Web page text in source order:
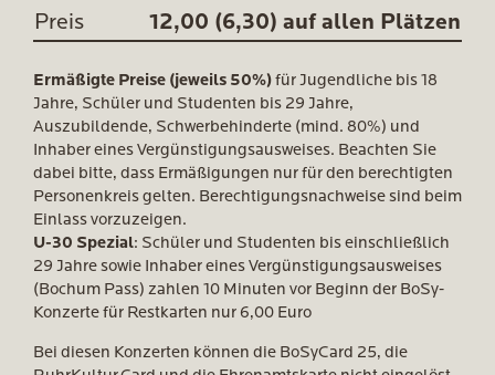
Preis 12,00 (6,30) auf allen Plätzen
Ermäßigte Preise (jeweils 50%) für Jugendliche bis 18
Jahre, Schüler und Studenten bis 29 Jahre,
Auszubildende, Schwerbehinderte (mind. 80%) und
Inhaber eines Vergünstigungsausweises. Beachten Sie
dabei bitte, dass Ermäßigungen nur für den berechtigten
Personenkreis gelten. Berechtigungsnachweise sind beim
Einlass vorzuzeigen.
U-30 Spezial: Schüler und Studenten bis einschließlich
29 Jahre sowie Inhaber eines Vergünstigungsausweises
(Bochum Pass) zahlen 10 Minuten vor Beginn der BoSy-
Konzerte für Restkarten nur 6,00 Euro
Bei diesen Konzerten können die BoSyCard 25, die